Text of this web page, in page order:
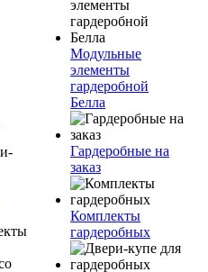
Модульные
элементы
гардеробной
Белла
Гардеробные на
заказ
Комплекты
гардеробных